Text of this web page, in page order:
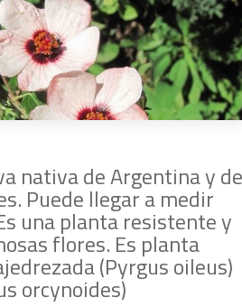
nativa de Argentina y de
Puede llegar a medir
una planta resistente y
flores. Es planta
(Pyrgus oileus)
orcynoides)